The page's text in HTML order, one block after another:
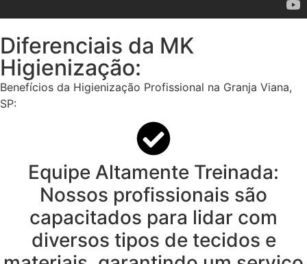
Diferenciais da MK
Higienização:
Benefícios da Higienização Profissional na Granja Viana,
SP:
Equipe Altamente Treinada:
Nossos profissionais são
capacitados para lidar com
diversos tipos de tecidos e